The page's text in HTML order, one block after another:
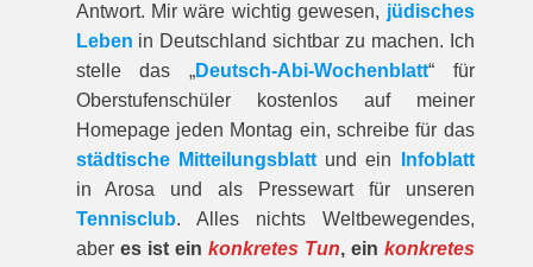
Antwort. Mir wäre wichtig gewesen, jüdisches
Leben in Deutschland sichtbar zu machen. Ich
stelle das „Deutsch-Abi-Wochenblatt“ für
Oberstufenschüler kostenlos auf meiner
Homepage jeden Montag ein, schreibe für das
städtische Mitteilungsblattund ein
Infoblatt
in Arosa und als Pressewart für unseren
Tennisclub. Alles nichts Weltbewegendes,
aber es ist ein konkretes Tun, ein konkretes